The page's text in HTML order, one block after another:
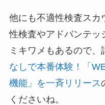
他にも不適性検査スカ
性検査やアドバンテッ
ミキワメもあるので
なしで本番体験！「
機能」を一斉リリース
くださいね。